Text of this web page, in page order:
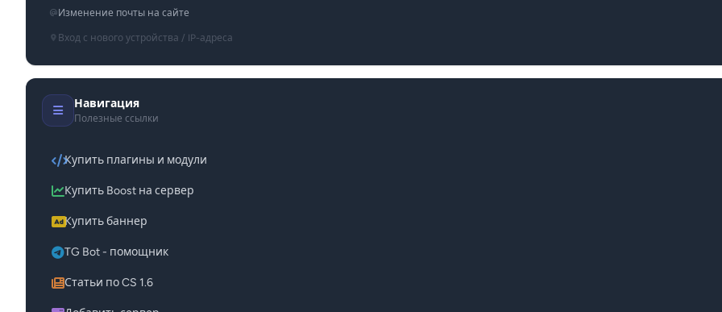
Изменение почты на сайте
Вход с нового устройства / IP-адреса
Навигация
Полезные ссылки
Купить плагины и модули
Купить Boost на сервер
Купить баннер
TG Bot - помощник
Статьи по CS 1.6